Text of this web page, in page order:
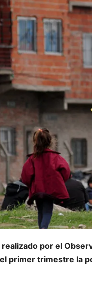
por el
primer trimestre la